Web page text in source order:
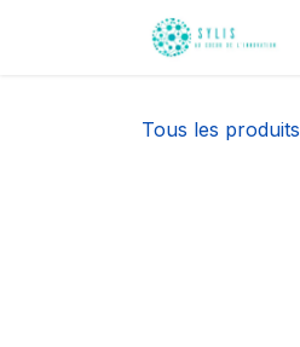
Se rendre au contenu
Tous les produits